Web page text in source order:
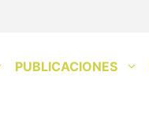
PUBLICACIONES